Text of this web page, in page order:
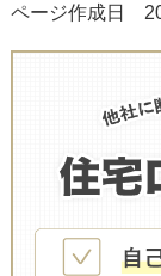
ページ作成日